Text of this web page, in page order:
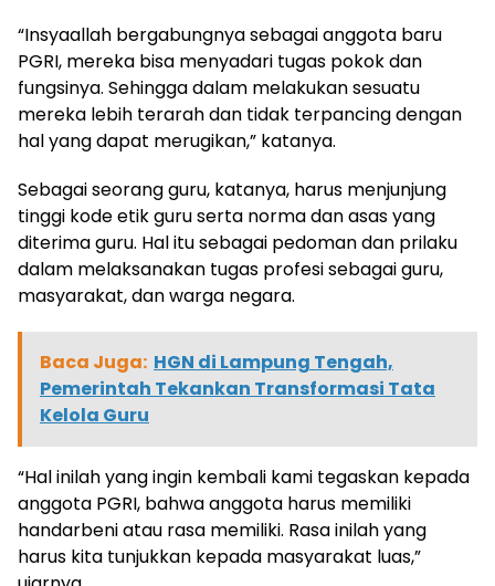
“Insyaallah bergabungnya sebagai anggota baru
PGRI, mereka bisa menyadari tugas pokok dan
fungsinya. Sehingga dalam melakukan sesuatu
mereka lebih terarah dan tidak terpancing dengan
hal yang dapat merugikan,” katanya.
Sebagai seorang guru, katanya, harus menjunjung
tinggi kode etik guru serta norma dan asas yang
diterima guru. Hal itu sebagai pedoman dan prilaku
dalam melaksanakan tugas profesi sebagai guru,
masyarakat, dan warga negara.
Baca Juga: HGN di Lampung Tengah,
Pemerintah Tekankan Transformasi Tata
Kelola Guru
“Hal inilah yang ingin kembali kami tegaskan kepada
anggota PGRI, bahwa anggota harus memiliki
handarbeni atau rasa memiliki. Rasa inilah yang
harus kita tunjukkan kepada masyarakat luas,”